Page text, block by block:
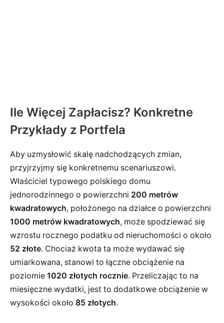
Ile Więcej Zapłacisz? Konkretne
Przykłady z Portfela
Aby uzmysłowić skalę nadchodzących zmian,
przyjrzyjmy się konkretnemu scenariuszowi.
Właściciel typowego polskiego domu
jednorodzinnego o powierzchni 200 metrów
kwadratowych, położonego na działce o powierzchni
1000 metrów kwadratowych, może spodziewać się
wzrostu rocznego podatku od nieruchomości o około
52 złote. Chociaż kwota ta może wydawać się
umiarkowana, stanowi to łączne obciążenie na
poziomie 1020 złotych rocznie. Przeliczając to na
miesięczne wydatki, jest to dodatkowe obciążenie w
wysokości około 85 złotych.